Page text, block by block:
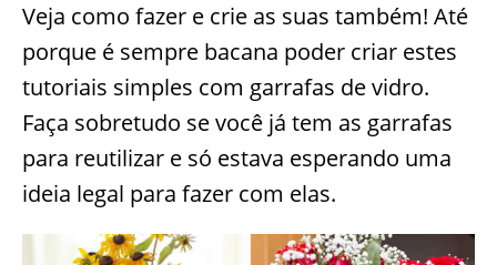
Veja como fazer e crie as suas também! Até
porque é sempre bacana poder criar estes
tutoriais simples com garrafas de vidro.
Faça sobretudo se você já tem as garrafas
para reutilizar e só estava esperando uma
ideia legal para fazer com elas.